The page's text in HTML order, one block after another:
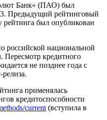
Банк» (ПАО) был
Предыдущий рейтинговый
рейтинга был опубликован
российской национальной
Пересмотр кредитного
не позднее года с
применялась
кредитоспособности
current (вступила в